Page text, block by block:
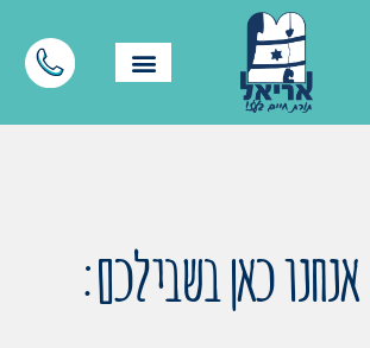
אנחנו כאן בשבילכם: